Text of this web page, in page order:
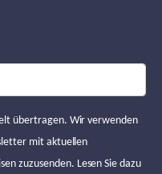
übertragen. Wir verwenden
mit aktuellen
zuzusenden. Lesen Sie dazu